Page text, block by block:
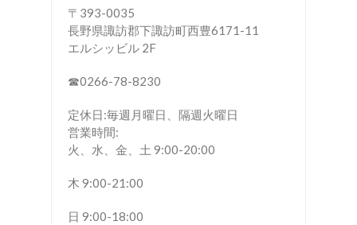
〒393-0035
長野県諏訪郡下諏訪町西豊6171-11
エルシッビル 2F
☎︎0266-78-8230
定休日:毎週月曜日、隔週火曜日
営業時間:
火、水、金、土 9:00-20:00
木 9:00-21:00
日 9:00-18:00